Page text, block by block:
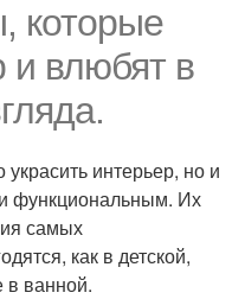
которые
и влюбят в
интерьер, но и
функциональным. Их
самых
как в детской,
в ванной.